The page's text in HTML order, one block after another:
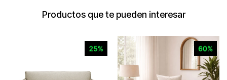
Productos que te pueden interesar